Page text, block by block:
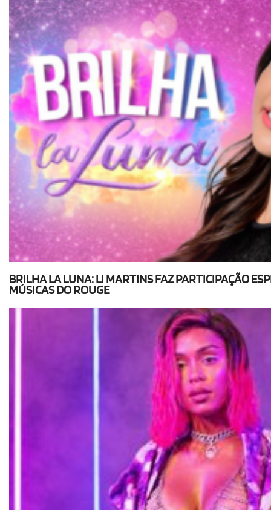
BRILHA LA LUNA: LI MARTINS FAZ PARTICIPAÇÃO
MÚSICAS DO ROUGE